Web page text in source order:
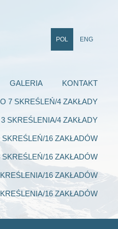
GALERIA KONTAKT
7 SKREŚLEŃ/4 ZAKŁADY
SKREŚLENIA/4 ZAKŁADY
16 ZAKŁADÓW
SKREŚLEŃ/16 ZAKŁADÓW
16 ZAKŁADÓW
16 ZAKŁADÓW
POL ENG